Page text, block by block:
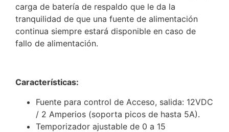
carga de batería de respaldo que le da la
tranquilidad de que una fuente de alimentación
continua siempre estará disponible en caso de
fallo de alimentación.
Características:
Fuente para control de Acceso, salida: 12VDC
/ 2 Amperios (soporta picos de hasta 5A).
Temporizador ajustable de 0 a 15